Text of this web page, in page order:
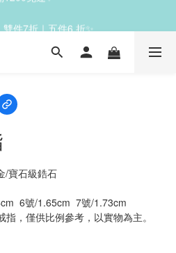
/寶石級鋯石
徑0.3cm
6號/1.65cm  7號/1.73cm
，僅供比例參考，以實物為主。